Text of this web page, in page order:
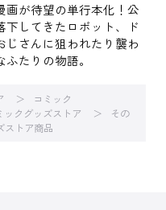
画が待望の単行本化！公
してきたロボット、ド
じさんに狙われたり襲わ
たりの物語。
コミック
ックグッズストア
その
ストア商品